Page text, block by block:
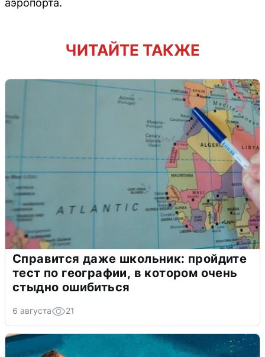
аэропорта.
ЧИТАЙТЕ ТАКЖЕ
Справится даже школьник: пройдите
тест по географии, в котором очень
стыдно ошибиться
6 августа 21